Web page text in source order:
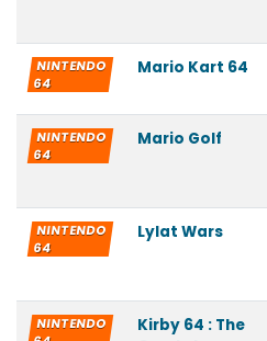
NINTENDO
64
Mario Kart 64
NINTENDO
64
Mario Golf
NINTENDO
64
Lylat Wars
NINTENDO
Kirby 64 : The